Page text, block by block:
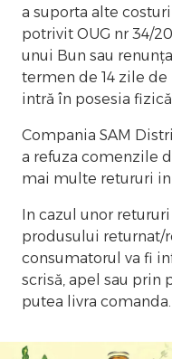
a suporta alte
potrivit OUG nr 34/
unui Bun sau
termen de 14 zile de
intră în posesia
Compania SAM
a refuza comenzile
mai multe retururi
In cazul unor
produsului returnat/
consumatorul va fi
scrisă, apel sau prin
putea livra comanda.